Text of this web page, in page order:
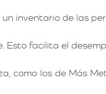
inventario de las
facilita el
como los de Más